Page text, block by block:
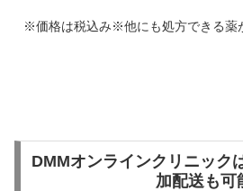
※価格は税込み※他にも処方できる薬
DMMオンラインクリニック
加配送も可